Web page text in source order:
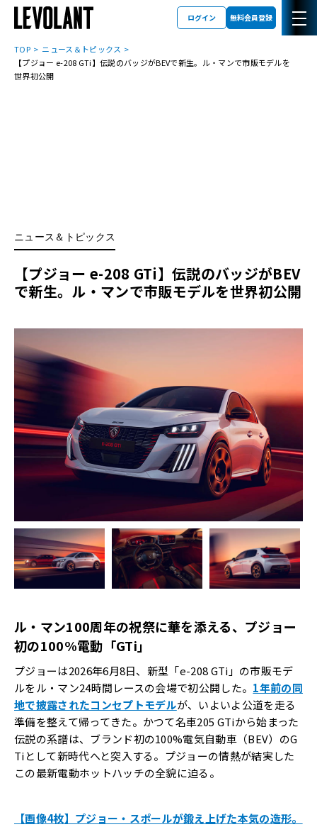
ログイン 無料会員登録
TOP
ニュース＆トピックス
【プジョー e-208 GTi】伝説のバッジがBEVで新生。ル・マンで市販モデルを
世界初公開
ニュース＆トピックス
【プジョー e-208 GTi】伝説のバッジがBEV
で新生。ル・マンで市販モデルを世界初公開
ル・マン100周年の祝祭に華を添える、プジョー
初の100%電動「GTi」
プジョーは2026年6月8日、新型「e-208 GTi」の市販モデ
ルをル・マン24時間レースの会場で初公開した。 1年前の同
地で披露されたコンセプトモデルが、いよいよ公道を走る
準備を整えて帰ってきた。かつて名車205 GTiから始まった
伝説の系譜は、ブランド初の100%電気自動車（BEV）のG
Tiとして新時代へと突入する。プジョーの情熱が結実した
この最新電動ホットハッチの全貌に迫る。
【画像4枚】プジョー・スポールが鍛え上げた本気の造形。